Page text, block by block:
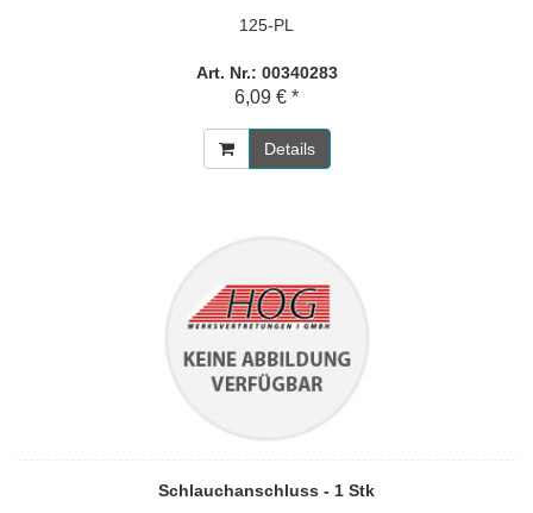
125-PL
Art. Nr.: 00340283
6,09 € *
Details
Schlauchanschluss - 1 Stk